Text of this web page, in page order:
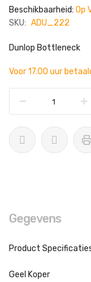
afbeeldingen-
gallerij
Beschikbaarheid: Op
SKU: ADU_222
Dunlop Bottleneck
Voor 17.00 uur
Gegevens
Product
Geel Koper